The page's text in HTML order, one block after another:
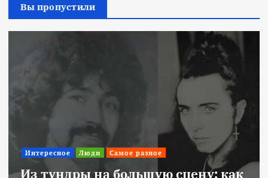
Вы пропустили
Интересное Люди Самое разное
Из тундры на большую сцену: как